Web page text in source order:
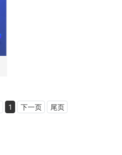
1 下一页 尾页